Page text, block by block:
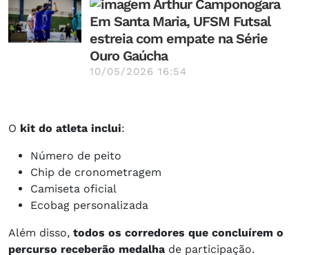
Em Santa Maria, UFSM Futsal
estreia com empate na Série
Ouro Gaúcha
10/05/2026 16:54
O kit do atleta inclui:
Número de peito
Chip de cronometragem
Camiseta oficial
Ecobag personalizada
Além disso, todos os corredores que concluírem o
percurso receberão medalha de participação.